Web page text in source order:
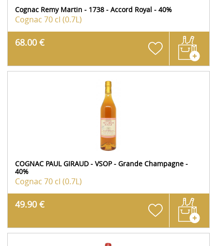
Cognac Remy Martin - 1738 - Accord Royal - 40%
Cognac 70 cl (0.7L)
68.00 €
COGNAC PAUL GIRAUD - VSOP - Grande Champagne -
40%
Cognac 70 cl (0.7L)
49.90 €